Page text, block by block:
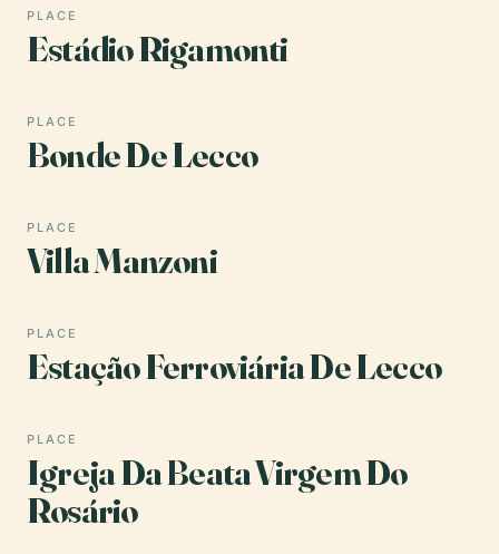
PLACE
Estádio Rigamonti
PLACE
Bonde De Lecco
PLACE
Villa Manzoni
PLACE
Estação Ferroviária De Lecco
PLACE
Igreja Da Beata Virgem Do
Rosário